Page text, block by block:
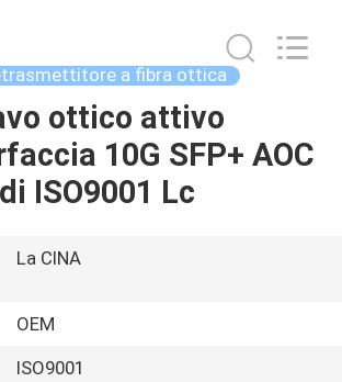
a fibra ottica
ottico attivo
10G SFP+ AOC
di ISO9001 Lc
La CINA
OEM
ISO9001